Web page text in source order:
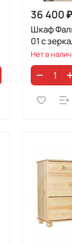
36 400 ₽
Шкаф
01 с
Нет в